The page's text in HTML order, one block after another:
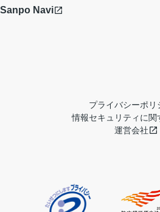
Sanpo Navi
プライバシーポリ
情報セキュリティに関
運営会社